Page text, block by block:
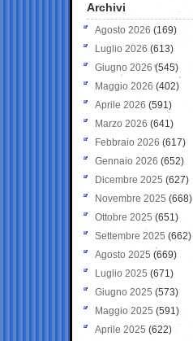
Archivi
Agosto 2026 (169)
Luglio 2026 (613)
Giugno 2026 (545)
Maggio 2026 (402)
Aprile 2026 (591)
Marzo 2026 (641)
Febbraio 2026 (617)
Gennaio 2026 (652)
Dicembre 2025 (627)
Novembre 2025 (668)
Ottobre 2025 (651)
Settembre 2025 (662)
Agosto 2025 (669)
Luglio 2025 (671)
Giugno 2025 (573)
Maggio 2025 (591)
Aprile 2025 (622)